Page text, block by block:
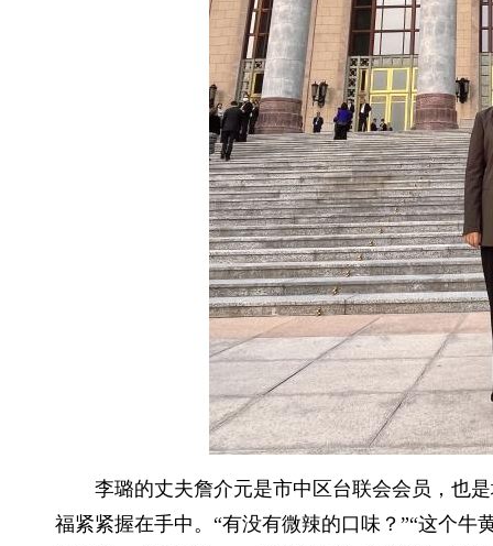
李璐的丈夫詹介元是市中区台联会会员，也
福紧紧握在手中。“有没有微辣的口味？”“这个